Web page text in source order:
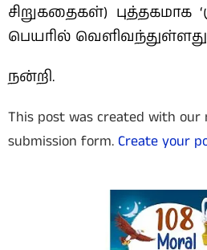
சிறுகதைகள்) புத்தகமாக
பெயரில்
நன்றி.
This post was created with our
submission form. Create your